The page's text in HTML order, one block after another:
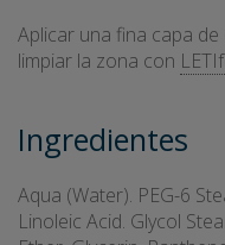
Aplicar una fina capa
limpiar la zona con
Ingredientes
Aqua (Water). PEG-6
Linoleic Acid. Glycol